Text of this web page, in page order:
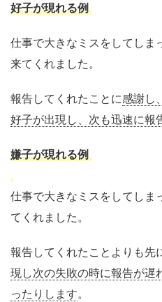
好子が現れる例
仕事で大きなミスをしてしま
来てくれました。
報告してくれたことに感謝し
好子が出現し、次も迅速に報
嫌子が現れる例
仕事で大きなミスをしてしま
てくれました。
報告してくれたことよりも先
現し次の失敗の時に報告が遅
ったりします。